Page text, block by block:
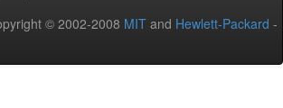
© 2002-2008 MIT and Hewlett-Packard -